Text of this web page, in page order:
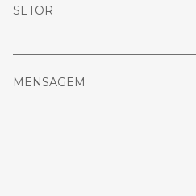
SETOR
MENSAGEM